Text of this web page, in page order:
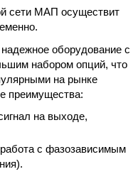
сети МАП осуществит
оборудование с
набором опций, что
на рынке
преимущества:
на выходе,
с фазозависимым